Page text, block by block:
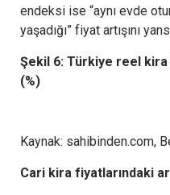
endeksi ise “aynı evde
yaşadığı” fiyat artışını
Şekil 6: Türkiye reel kira
(%)
Kaynak: sahibinden.com,
Cari kira fiyatlarındaki